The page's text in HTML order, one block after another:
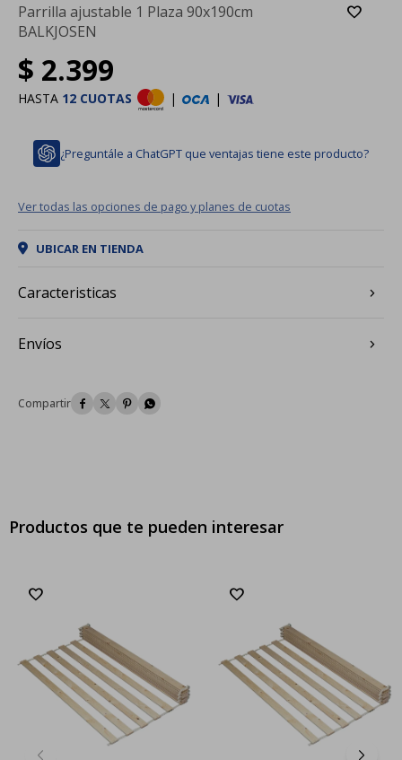
Parrilla ajustable 1 Plaza 90x190cm
BALKJOSEN
$ 2.399
HASTA 12 CUOTAS | |
¿Preguntále a ChatGPT que ventajas tiene este producto?
Ver todas las opciones de pago y planes de cuotas
UBICAR EN TIENDA
Caracteristicas
Envíos
   
Productos que te pueden interesar